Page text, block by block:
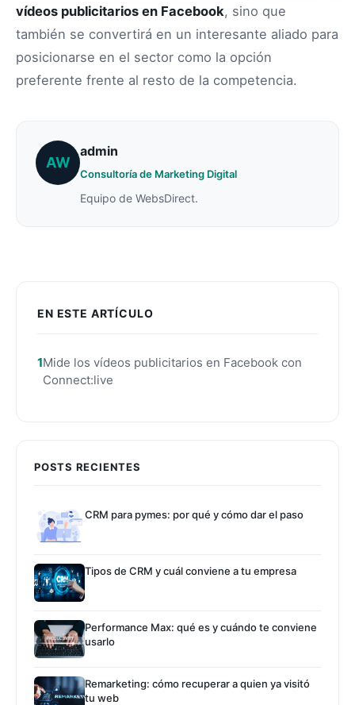
EN ESTE ARTÍCULO
Mide los vídeos publicitarios en Facebook con
Connect:live
POSTS RECIENTES
CRM para pymes: por qué y cómo dar el paso
Tipos de CRM y cuál conviene a tu empresa
Performance Max: qué es y cuándo te conviene
usarlo
Remarketing: cómo recuperar a quien ya visitó
tu web
vídeos publicitarios en Facebook, sino que
también se convertirá en un interesante aliado para
posicionarse en el sector como la opción
preferente frente al resto de la competencia.
AW
admin
Consultoría de Marketing Digital
Equipo de WebsDirect.